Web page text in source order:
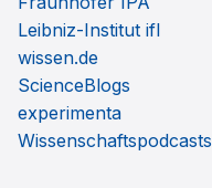
Leibniz-Institut ifl
wissen.de
ScienceBlogs
experimenta
Wissenschaftspodcasts